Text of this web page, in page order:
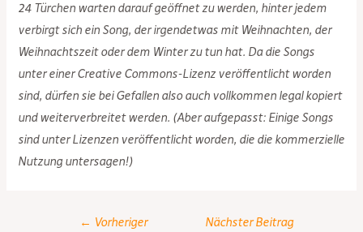
24 Türchen warten darauf geöffnet zu werden, hinter jedem
verbirgt sich ein Song, der irgendetwas mit Weihnachten, der
Weihnachtszeit oder dem Winter zu tun hat. Da die Songs
unter einer Creative Commons-Lizenz veröffentlicht worden
sind, dürfen sie bei Gefallen also auch vollkommen legal kopiert
und weiterverbreitet werden. (Aber aufgepasst: Einige Songs
sind unter Lizenzen veröffentlicht worden, die die kommerzielle
Nutzung untersagen!)
← Vorheriger
Nächster Beitrag